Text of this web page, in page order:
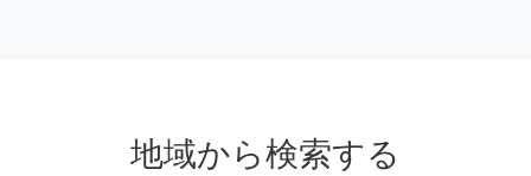
地域から検索する